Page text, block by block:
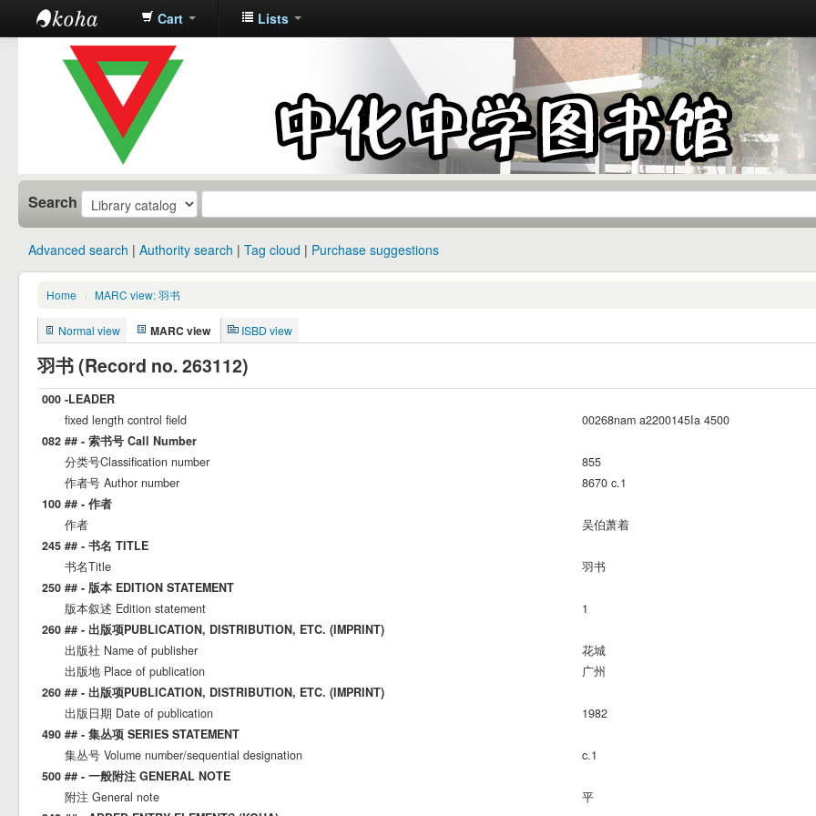
中化中学图
书馆馆藏目
Cart Lists
Search
Advanced search Authority search Tag cloud Purchase suggestions
Home › MARC view: 羽书
Normal view MARC view ISBD view
羽书 (Record no. 263112)
000 -LEADER
fixed length control field
00268nam a2200145Ia 4500
082 ## - 索书号 Call Number
分类号Classification number
855
作者号 Author number
8670 c.1
100 ## - 作者
作者
吴伯萧着
245 ## - 书名 TITLE
书名Title
羽书
250 ## - 版本 EDITION STATEMENT
版本叙述 Edition statement
1
260 ## - 出版项PUBLICATION, DISTRIBUTION, ETC. (IMPRINT)
出版社 Name of publisher
花城
出版地 Place of publication
广州
260 ## - 出版项PUBLICATION, DISTRIBUTION, ETC. (IMPRINT)
出版日期 Date of publication
1982
490 ## - 集丛项 SERIES STATEMENT
集丛号 Volume number/sequential designation
c.1
500 ## - 一般附注 GENERAL NOTE
附注 General note
平